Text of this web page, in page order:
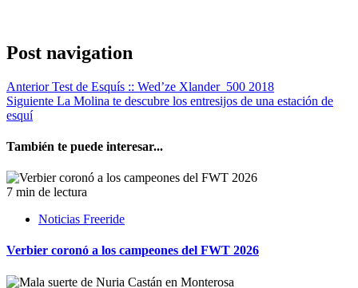
Post navigation
AnteriorTest de Esquís :: Wed’ze Xlander 500 2018
Siguiente La Molina te descubre los entresijos de una estación de
esquí
También te puede interesar...
7 min de lectura
Noticias Freeride
Verbier coronó a los campeones del FWT 2026